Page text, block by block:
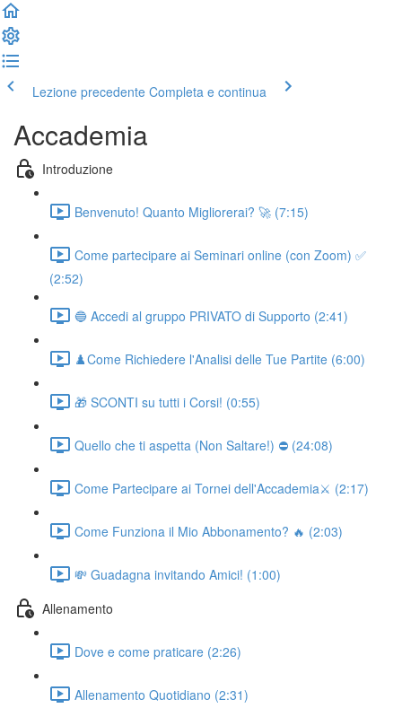
Lezione precedente Completa e continua
Accademia
Introduzione
Benvenuto! Quanto Migliorerai? 🚀 (7:15)
Come partecipare ai Seminari online (con Zoom) ✅
(2:52)
🔵 Accedi al gruppo PRIVATO di Supporto (2:41)
♟️Come Richiedere l'Analisi delle Tue Partite (6:00)
🎁 SCONTI su tutti i Corsi! (0:55)
Quello che ti aspetta (Non Saltare!) ⛔ (24:08)
Come Partecipare ai Tornei dell'Accademia⚔️ (2:17)
Come Funziona il Mio Abbonamento? 🔥 (2:03)
💸 Guadagna invitando Amici! (1:00)
Allenamento
Dove e come praticare (2:26)
Allenamento Quotidiano (2:31)